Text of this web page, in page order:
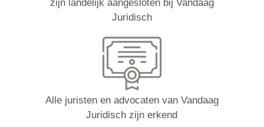
zijn landelijk aangesloten bij Vandaag
Juridisch
Alle juristen en advocaten van Vandaag
Juridisch zijn erkend